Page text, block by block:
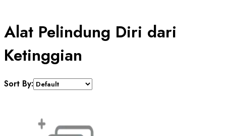
Alat Pelindung Diri dari
Ketinggian
Sort By: